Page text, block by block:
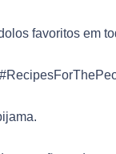
favoritos em